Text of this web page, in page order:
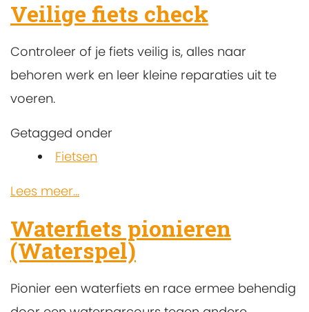
Veilige fiets check
Controleer of je fiets veilig is, alles naar
behoren werk en leer kleine reparaties uit te
voeren.
Getagged onder
Fietsen
Lees meer...
Waterfiets pionieren
(Waterspel)
Pionier een waterfiets en race ermee behendig